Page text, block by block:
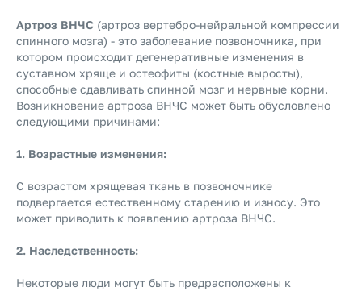
Артроз ВНЧС (артроз вертебро-нейральной компрессии
спинного мозга) - это заболевание позвоночника, при
котором происходит дегенеративные изменения в
суставном хряще и остеофиты (костные выросты),
способные сдавливать спинной мозг и нервные корни.
Возникновение артроза ВНЧС может быть обусловлено
следующими причинами:
1. Возрастные изменения:
С возрастом хрящевая ткань в позвоночнике
подвергается естественному старению и износу. Это
может приводить к появлению артроза ВНЧС.
2. Наследственность:
Некоторые люди могут быть предрасположены к